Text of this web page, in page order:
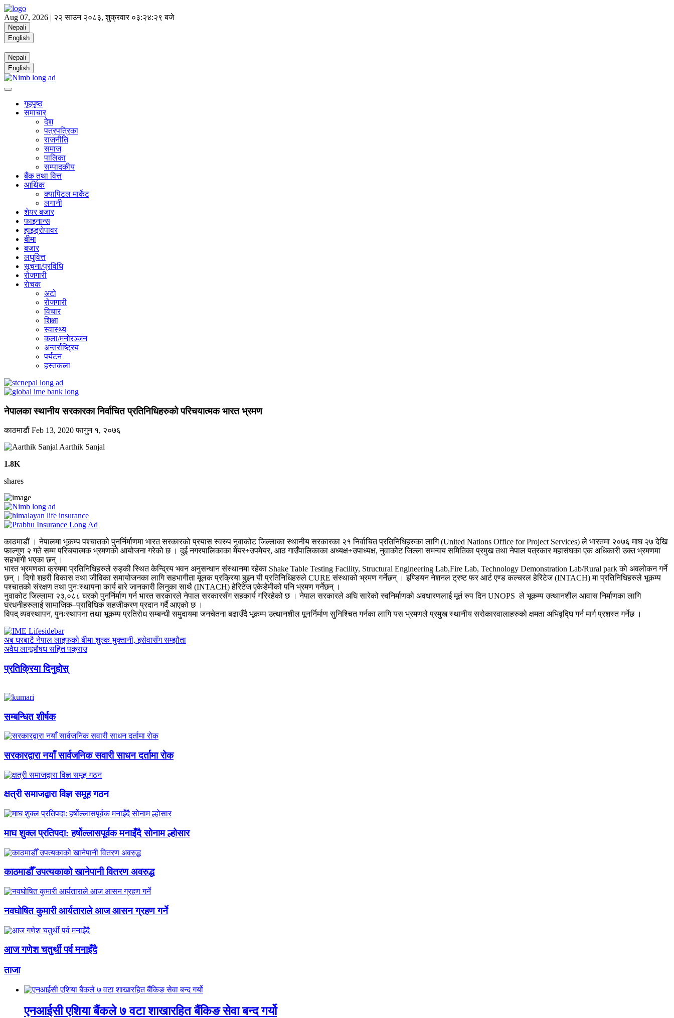
Aug 07, 2026 | २२ साउन २०८३, शुक्रवार ०३:२४:३० बजे
Nepali
English
Nepali
English
गृहपृष्ठ
समाचार
देश
पत्रपत्रिका
राजनीति
समाज
पालिका
सम्पादकीय
बैंक तथा वित्त
आर्थिक
क्यापिटल मार्केट
लगानी
शेयर बजार
फाइनान्स
हाइड्रोपावर
बीमा
बजार
लघुवित्त
सूचना/प्रविधि
रोजगारी
राेचक
अटो
रोजगारी
विचार
शिक्षा
स्वास्थ्य
कला/मनोरञ्जन
अन्तर्राष्ट्रिय
पर्यटन
हस्तकला
नेपालका स्थानीय सरकारका निर्वाचित प्रतिनिधिहरुको परिचयात्मक भारत भ्रमण
काठमाडाैं Feb 13, 2020फागुन १, २०७६
Aarthik Sanjal
1.8K
shares
काठमाडौं । नेपालमा भूकम्प पश्चातको पुनर्निर्माणमा भारत सरकारको प्रयास स्वरुप नुवाकोट जिल्लाका स्थानीय सरकारका २१ निर्वाचित प्रतिनिधिहरुका लागि (United Nations Office for Project Services) ले भारतमा २०७६ माघ २७ देखि
फाल्गुण २ गते सम्म परिचयात्मक भ्रमणको आयोजना गरेको छ । दुई नगरपालिकाका मेयर÷उपमेयर, आठ गाउँपालिकाका अध्यक्ष÷उपाध्यक्ष, नुवाकोट जिल्ला समन्वय समितिका प्रमुख तथा नेपाल पत्रकार महासंघका एक अधिकारी उक्त भ्रमणमा
सहभागी भएका छन् ।
भारत भ्रमणका क्रममा प्रतिनिधिहरुले रुड्की स्थित केन्द्रिय भवन अनुसन्धान संस्थानमा रहेका Shake Table Testing Facility, Structural Engineering Lab,Fire Lab, Technology Demonstration Lab/Rural park को अवलोकन गर्ने
छन् । दिगो शहरी विकास तथा जीविका समायोजनका लागि सहभागीता मूलक प्रक्रिया बुझ्न यी प्रतिनिधिहरुले CURE संस्थाको भ्रमण गर्नेछन् । इण्डियन नेशनल ट्रष्ट फर आर्ट एण्ड कल्चरल हेरिटेज (INTACH) मा प्रतिनिधिहरुले भूकम्प
पश्चातको संरक्षण तथा पुनःस्थापना कार्य बारे जानकारी लिनुका साथै (INTACH) हेरिटेज एकेडेमीको पनि भ्रमण गर्नेछन् ।
नुवाकोट जिल्लामा २३,०८८ घरको पुनर्निर्माण गर्न भारत सरकारले नेपाल सरकारसँग सहकार्य गरिरहेको छ । नेपाल सरकारले अघि सारेको स्वनिर्माणको अवधारणलाई मूर्त रुप दिन UNOPS ले भूकम्प उत्थानशील आवास निर्माणका लागि
घरधनीहरुलाई सामाजिक–प्राविधिक सहजीकरण प्रदान गर्दै आएको छ ।
विपद् व्यवस्थापन, पुनःस्थापना तथा भूकम्प प्रतिरोध सम्बन्धी समुदायमा जनचेतना बढाउँदै भूकम्प उत्थानशील पूनर्निर्माण सुनिश्चित गर्नका लागि यस भ्रमणले प्रमुख स्थानीय सरोकारवालाहरुको क्षमता अभिवृद्घि गर्न मार्ग प्रशस्त गर्नेछ ।
अब घरबाटै नेपाल लाइफको बीमा शुल्क भुक्तानी, इसेवासँग सम्झौता
अवैध लागूऔषध सहित पक्राउ
प्रतिक्रिया दिनुहोस्
सम्बन्धित शीर्षक
सरकारद्वारा नयाँ सार्वजनिक सवारी साधन दर्तामा रोक
क्षत्री समाजद्वारा विज्ञ समूह गठन
माघ शुक्ल प्रतिपदा: हर्षोल्लासपूर्वक मनाइँदै सोनाम ल्होसार
काठमाडौँ उपत्यकाको खानेपानी वितरण अवरुद्ध
नवघोषित कुमारी आर्यताराले आज आसन ग्रहण गर्ने
आज गणेश चतुर्थी पर्व मनाइँदै
ताजा
एनआईसी एशिया बैंकले ७ वटा शाखारहित बैंकिङ सेवा बन्द गर्यो